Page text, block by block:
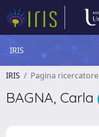
IRIS
IRIS Pagina ricercatore
BAGNA, Carla